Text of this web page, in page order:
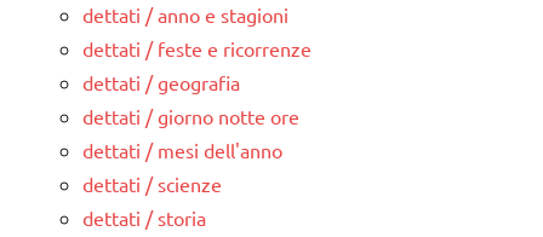
dettati / anno e stagioni
dettati / feste e ricorrenze
dettati / geografia
dettati / giorno notte ore
dettati / mesi dell'anno
dettati / scienze
dettati / storia